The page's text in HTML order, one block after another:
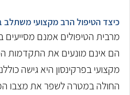
כיצד הטיפול הרב מקצועי משתלב
מרבית הטיפולים אמנם מסייעים
הם אינם מונעים את התקדמות
מקצועי בפרקינסון היא גישה
החולה במטרה לשפר את מצבו